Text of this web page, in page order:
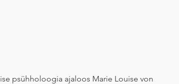
psühholoogia ajaloos Marie Louise von